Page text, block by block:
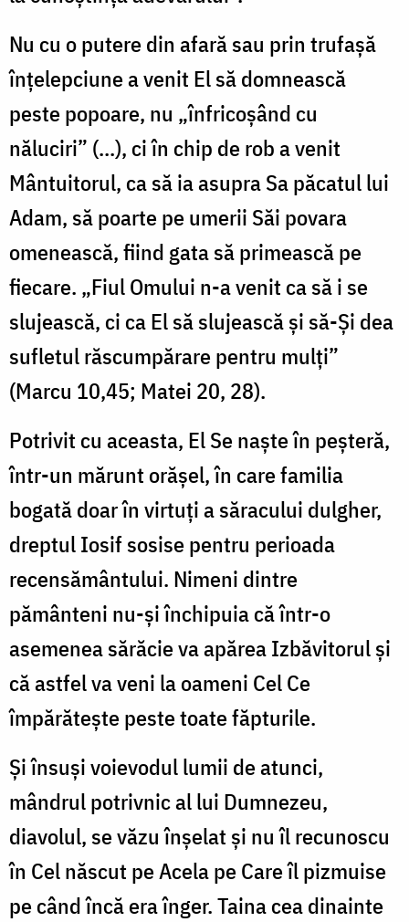
Nu cu o putere din afară sau prin trufaşă
înţelepciune a venit El să domnească
peste popoare, nu „înfricoşând cu
năluciri” (...), ci în chip de rob a venit
Mântuitorul, ca să ia asupra Sa păcatul lui
Adam, să poarte pe umerii Săi povara
omenească, fiind gata să primească pe
fiecare. „Fiul Omului n-a venit ca să i se
slujească, ci ca El să slujească şi să-Şi dea
sufletul răscumpărare pentru mulţi”
(Marcu 10,45; Matei 20, 28).
Potrivit cu aceasta, El Se naşte în peşteră,
într-un mărunt orăşel, în care familia
bogată doar în virtuţi a săracului dulgher,
dreptul Iosif sosise pentru perioada
recensământului. Nimeni dintre
pământeni nu-şi închipuia că într-o
asemenea sărăcie va apărea Izbăvitorul şi
că astfel va veni la oameni Cel Ce
împărăteşte peste toate făpturile.
Şi însuşi voievodul lumii de atunci,
mândrul potrivnic al lui Dumnezeu,
diavolul, se văzu înşelat şi nu îl recunoscu
în Cel născut pe Acela pe Care îl pizmuise
pe când încă era înger. Taina cea dinainte